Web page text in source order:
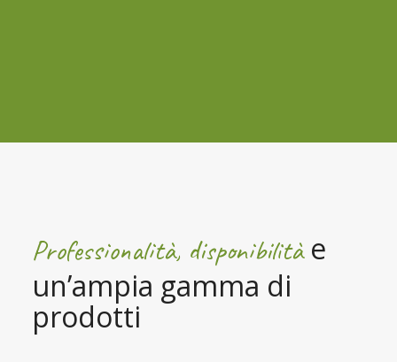
Professionalità, disponibilitàe
un’ampia gamma di
prodotti